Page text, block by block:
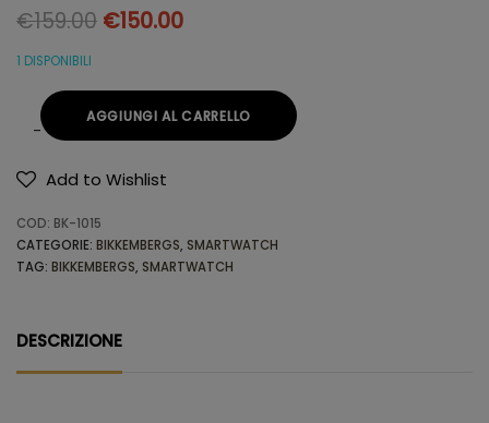
€159.00 €150.00
1 DISPONIBILI
AGGIUNGI AL CARRELLO
Add to Wishlist
COD: BK-1015
CATEGORIE: BIKKEMBERGS, SMARTWATCH
TAG: BIKKEMBERGS, SMARTWATCH
DESCRIZIONE